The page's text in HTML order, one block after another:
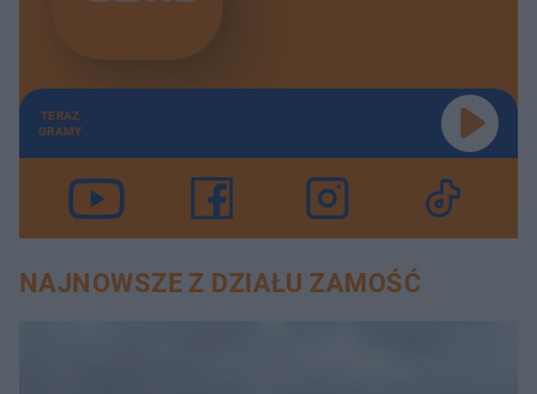
TERAZ
GRAMY
NAJNOWSZE Z DZIAŁU ZAMOŚĆ